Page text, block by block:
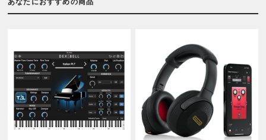
あなたにおすすめの商品